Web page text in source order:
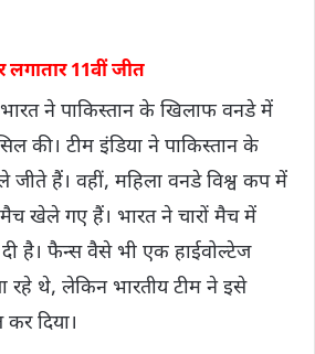
लगातार 11वीं जीत
ने पाकिस्तान के खिलाफ वनडे में
की। टीम इंडिया ने पाकिस्तान के
जीते हैं। वहीं, महिला वनडे विश्व कप में
मैच खेले गए हैं। भारत ने चारों मैच में
है। फैन्स वैसे भी एक हाईवोल्टेज
रहे थे, लेकिन भारतीय टीम ने इसे
दिया।